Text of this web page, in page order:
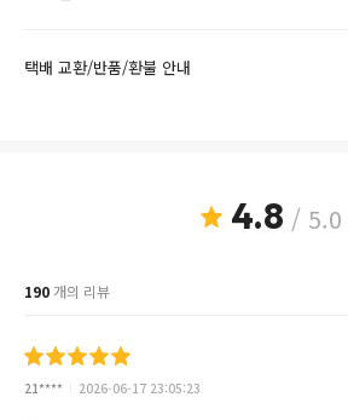
택배 교환/반품/환불 안내
4.8 / 5.0
190개의 리뷰
21**** 2026-06-17 23:05:23